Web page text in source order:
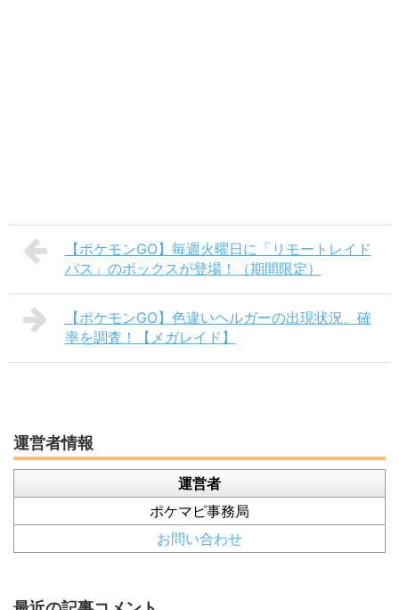
【ポケモンGO】毎週火曜日に「リモートレイド
パス」のボックスが登場！（期間限定）
【ポケモンGO】色違いヘルガーの出現状況、確
率を調査！【メガレイド】
運営者情報
運営者
ポケマピ事務局
お問い合わせ